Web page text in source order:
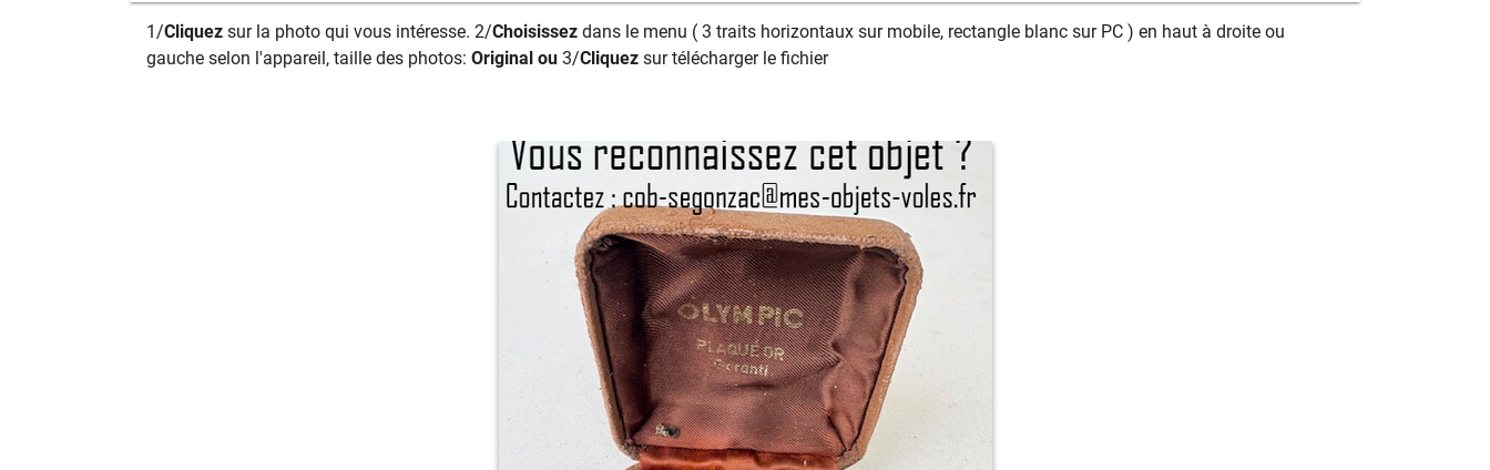
1/Cliquez sur la photo qui vous intéresse. 2/Choisissez dans le menu ( 3 traits horizontaux sur mobile, rectangle blanc sur PC ) en haut à droite ou
gauche selon l'appareil, taille des photos: Original ou 3/Cliquez sur télécharger le fichier